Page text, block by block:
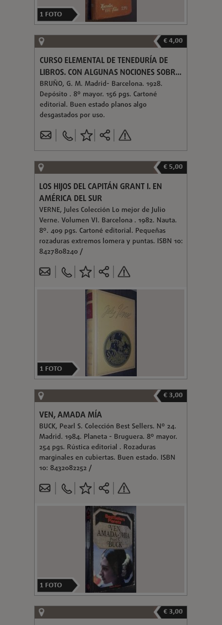
1 FOTO
€ 4,00
CURSO ELEMENTAL DE TENEDURÍA DE
LIBROS. CON ALGUNAS NOCIONES SOBR...
BRUÑO, G. M. Madrid- Barcelona. 1928.
Depósito . 8º mayor. 156 pgs. Cartoné
editorial. Buen estado planos algo
desgastados por uso.
€ 5,00
LOS HIJOS DEL CAPITÁN GRANT I. EN
AMÉRICA DEL SUR
VERNE, Jules Colección Lo mejor de Julio
Verne. Volumen VI. Barcelona . 1982. Nauta.
8º. 409 pgs. Cartoné editorial. Pequeñas
rozaduras extremos lomera y puntas. ISBN 10:
8427808240 /
1 FOTO
€ 3,00
VEN, AMADA MÍA
BUCK, Pearl S. Colección Best Sellers. Nº 24.
Madrid. 1984. Planeta - Bruguera. 8º mayor.
254 pgs. Rústica editorial . Rozaduras
marginales en cubiertas. Buen estado. ISBN
10: 8432082252 /
1 FOTO
€ 3,00